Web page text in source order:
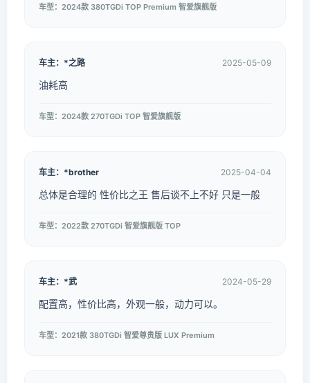
车型：2024款 380TGDi TOP Premium 智爱旗舰版
车主：*之路 2025-05-09
油耗高
车型：2024款 270TGDi TOP 智爱旗舰版
车主：*brother 2025-04-04
总体是合理的 性价比之王 售后谈不上不好 只是一般
车型：2022款 270TGDi 智爱旗舰版 TOP
车主：*武 2024-05-29
配置高，性价比高，外观一般，动力可以。
车型：2021款 380TGDi 智爱尊贵版 LUX Premium